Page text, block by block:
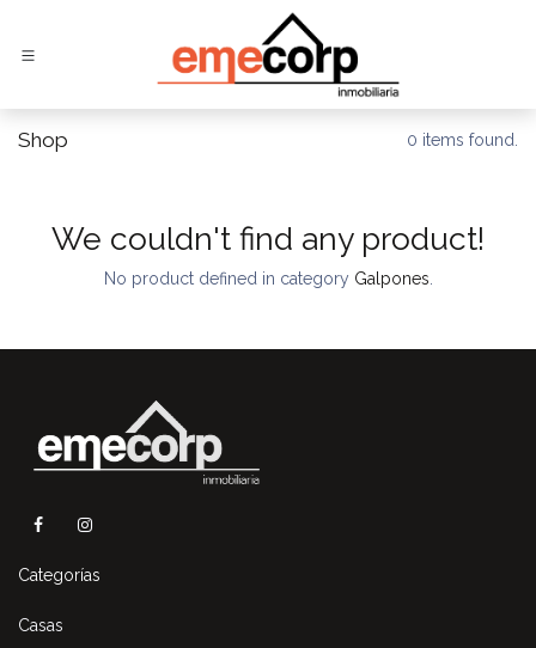
Shop 0 items found.
We couldn't find any product!
No product defined in category Galpones
Categorías
Casas